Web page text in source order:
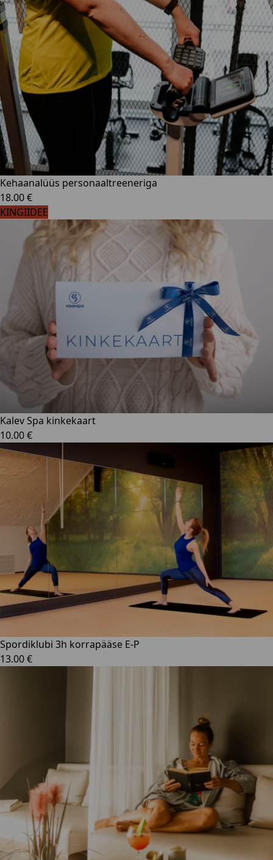
Kehaanalüüs personaaltreeneriga
18.00 €
KINGIIDEE
Kalev Spa kinkekaart
10.00 €
Spordiklubi 3h korrapääse E-P
13.00 €